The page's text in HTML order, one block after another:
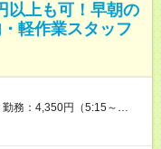
以上も可！早朝の
軽作業スタッフ
務：4,350円（5:15～
支給 Ａ
車（原付）通勤ＯＫ ○研